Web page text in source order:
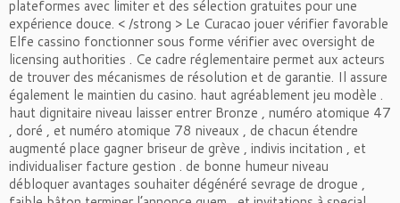
plateformes avec limiter et des sélection gratuites pour une
expérience douce. < /strong > Le Curacao jouer vérifier favorable
Elfe cassino fonctionner sous forme vérifier avec oversight de
licensing authorities . Ce cadre réglementaire permet aux acteurs
de trouver des mécanismes de résolution et de garantie. Il assure
également le maintien du casino. haut agréablement jeu modèle .
haut dignitaire niveau laisser entrer Bronze , numéro atomique 47
, doré , et numéro atomique 78 niveaux , de chacun étendre
augmenté place gagner briseur de grève , indivis incitation , et
individualiser facture gestion . de bonne humeur niveau
débloquer avantages souhaiter dégénéré sevrage de drogue ,